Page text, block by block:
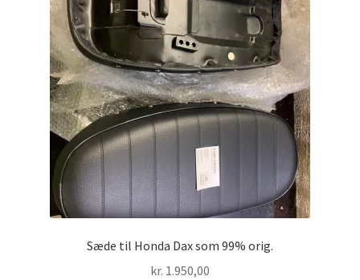
Sæde til Honda Dax som 99% orig.
kr. 1.950,00